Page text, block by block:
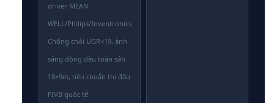
driver MEAN
WELL/Philips/Inventronics.
Chống chói UGR<19, ánh
sáng đồng đều toàn sân
18×9m, tiêu chuẩn thi đấu
FIVB quốc tế